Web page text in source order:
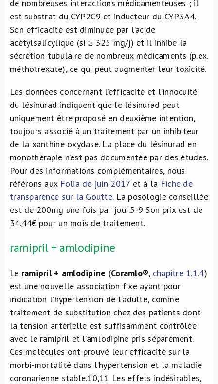
de nombreuses interactions médicamenteuses ; il
est substrat du CYP2C9 et inducteur du CYP3A4.
Son efficacité est diminuée par l’acide
acétylsalicylique (si ≥ 325 mg/j) et il inhibe la
sécrétion tubulaire de nombreux médicaments (p.ex.
méthotrexate), ce qui peut augmenter leur toxicité.
Les données concernant l’efficacité et l’innocuité
du lésinurad indiquent que le lésinurad peut
uniquement être proposé en deuxième intention,
toujours associé à un traitement par un inhibiteur
de la xanthine oxydase. La place du lésinurad en
monothérapie n’est pas documentée par des études.
Pour des informations complémentaires, nous
référons aux Folia de juin 2017 et à la Fiche de
transparence sur la Goutte. La posologie conseillée
est de 200mg une fois par jour.5-9 Son prix est de
34,44€ pour un mois de traitement.
ramipril + amlodipine
Le ramipril + amlodipine (Coramlo®, chapitre 1.1.4)
est une nouvelle association fixe ayant pour
indication l’hypertension de l’adulte, comme
traitement de substitution chez des patients dont
la tension artérielle est suffisamment contrôlée
avec le ramipril et l’amlodipine pris séparément.
Ces molécules ont prouvé leur efficacité sur la
morbi-mortalité dans l’hypertension et la maladie
coronarienne stable.10,11 Les effets indésirables,